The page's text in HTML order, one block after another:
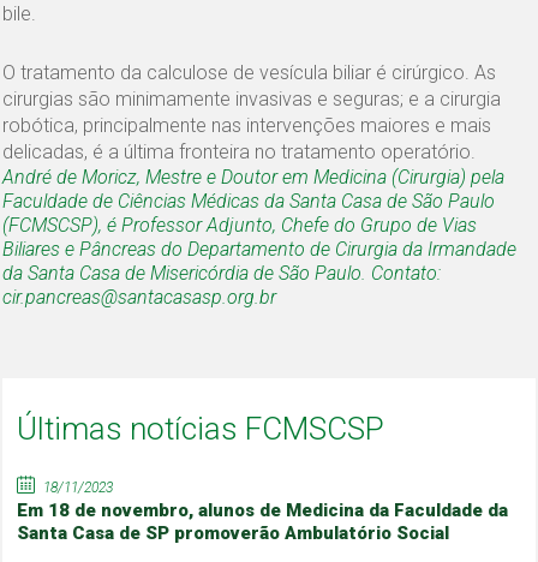
bile.
O tratamento da calculose de vesícula biliar é cirúrgico. As
cirurgias são minimamente invasivas e seguras; e a cirurgia
robótica, principalmente nas intervenções maiores e mais
delicadas, é a última fronteira no tratamento operatório.
André de Moricz, Mestre e Doutor em Medicina (Cirurgia) pela
Faculdade de Ciências Médicas da Santa Casa de São Paulo
(FCMSCSP), é Professor Adjunto, Chefe do Grupo de Vias
Biliares e Pâncreas do Departamento de Cirurgia da Irmandade
da Santa Casa de Misericórdia de São Paulo. Contato:
cir.pancreas@santacasasp.org.br
Últimas notícias FCMSCSP
18/11/2023
Em 18 de novembro, alunos de Medicina da Faculdade da
Santa Casa de SP promoverão Ambulatório Social